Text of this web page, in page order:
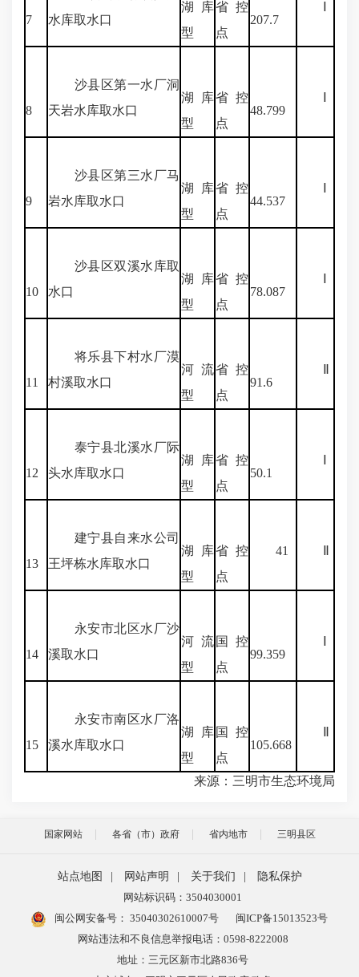
7
水库取水口
湖库
型
省控
点
207.7
8
沙县区第一水厂洞
天岩水库取水口
湖库
型
省控
点
48.799
9
沙县区第三水厂马
岩水库取水口
湖库
型
省控
点
44.537
10
沙县区双溪水库取
水口
湖库
型
省控
点
78.087
11
将乐县下村水厂漠
村溪取水口
河流
型
省控
点
91.6
12
泰宁县北溪水厂际
头水库取水口
湖库
型
省控
点
50.1
13
建宁县自来水公司
王坪栋水库取水口
湖库
型
省控
点
41
14
永安市北区水厂沙
溪取水口
河流
型
国控
点
99.359
15
永安市南区水厂洛
溪水库取水口
湖库
型
国控
点
105.668
来源：三明市生态环境局
国家网站 各省（市）政府 省内地市 三明县区
站点地图 网站声明 关于我们
隐私保护
网站标识码：3504030001
闽公网安备号： 35040302610007号
闽ICP备15013523号
网站违法和不良信息举报电话：0598-8222008
地址：三元区新市北路836号